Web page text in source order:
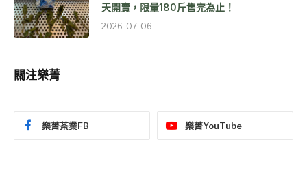
天開賣，限量180斤售完為止！
2026-07-06
關注樂菁
樂菁茶業FB 樂菁YouTube